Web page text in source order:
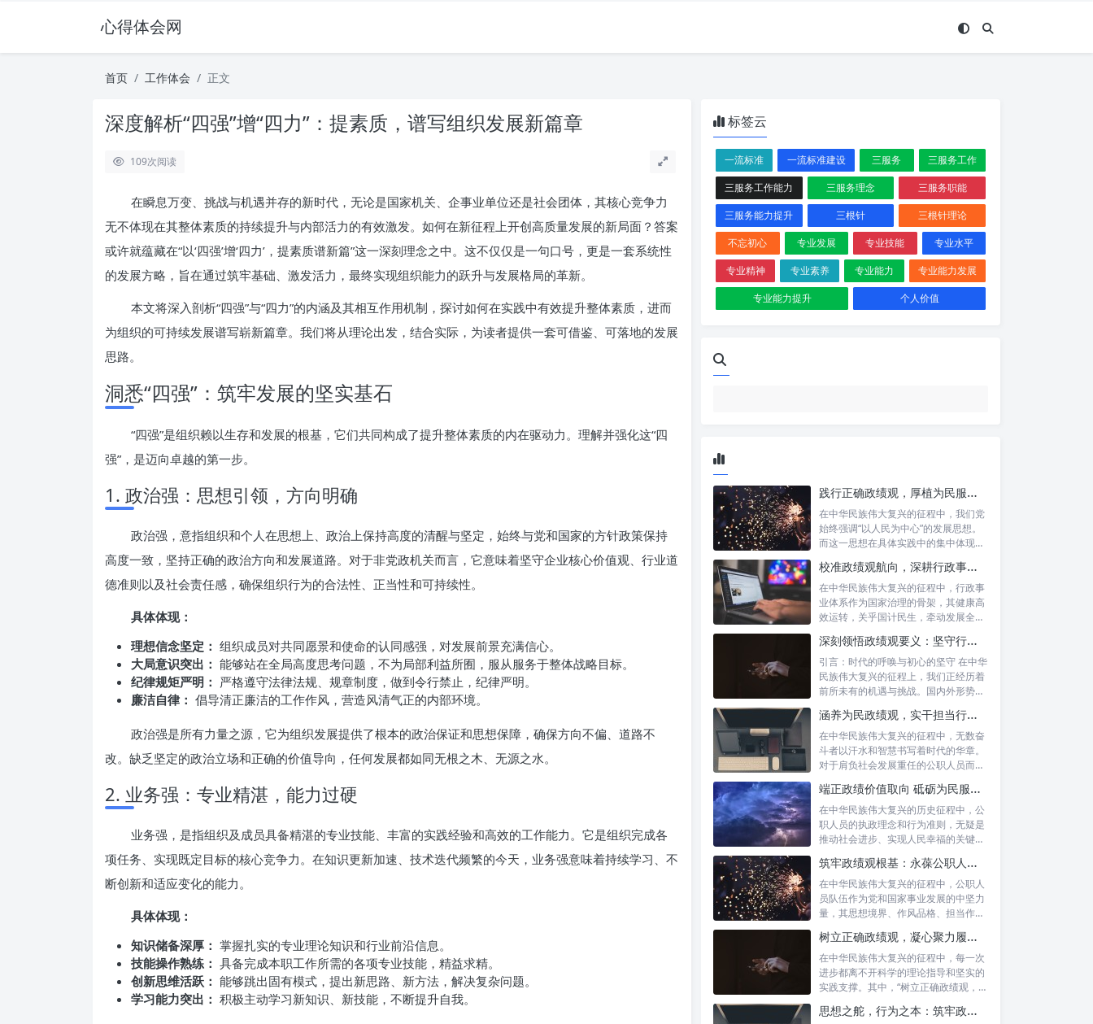
心得体会网
首页 工作体会 正文
深度解析“四强”增“四力”：提素质，谱写组织发展新篇章
109次阅读
在瞬息万变、挑战与机遇并存的新时代，无论是国家机关、企事业单位还是社会团体，其核心竞争力
无不体现在其整体素质的持续提升与内部活力的有效激发。如何在新征程上开创高质量发展的新局面？答案
或许就蕴藏在“以‘四强’增‘四力’，提素质谱新篇”这一深刻理念之中。这不仅仅是一句口号，更是一套系统性
的发展方略，旨在通过筑牢基础、激发活力，最终实现组织能力的跃升与发展格局的革新。
本文将深入剖析“四强”与“四力”的内涵及其相互作用机制，探讨如何在实践中有效提升整体素质，进而
为组织的可持续发展谱写崭新篇章。我们将从理论出发，结合实际，为读者提供一套可借鉴、可落地的发展
思路。
洞悉“四强”：筑牢发展的坚实基石
“四强”是组织赖以生存和发展的根基，它们共同构成了提升整体素质的内在驱动力。理解并强化这“四
强”，是迈向卓越的第一步。
1. 政治强：思想引领，方向明确
政治强，意指组织和个人在思想上、政治上保持高度的清醒与坚定，始终与党和国家的方针政策保持
高度一致，坚持正确的政治方向和发展道路。对于非党政机关而言，它意味着坚守企业核心价值观、行业道
德准则以及社会责任感，确保组织行为的合法性、正当性和可持续性。
具体体现：
理想信念坚定： 组织成员对共同愿景和使命的认同感强，对发展前景充满信心。
大局意识突出： 能够站在全局高度思考问题，不为局部利益所囿，服从服务于整体战略目标。
纪律规矩严明： 严格遵守法律法规、规章制度，做到令行禁止，纪律严明。
廉洁自律： 倡导清正廉洁的工作作风，营造风清气正的内部环境。
政治强是所有力量之源，它为组织发展提供了根本的政治保证和思想保障，确保方向不偏、道路不
改。缺乏坚定的政治立场和正确的价值导向，任何发展都如同无根之木、无源之水。
2. 业务强：专业精湛，能力过硬
业务强，是指组织及成员具备精湛的专业技能、丰富的实践经验和高效的工作能力。它是组织完成各
项任务、实现既定目标的核心竞争力。在知识更新加速、技术迭代频繁的今天，业务强意味着持续学习、不
断创新和适应变化的能力。
具体体现：
知识储备深厚： 掌握扎实的专业理论知识和行业前沿信息。
技能操作熟练： 具备完成本职工作所需的各项专业技能，精益求精。
创新思维活跃： 能够跳出固有模式，提出新思路、新方法，解决复杂问题。
学习能力突出： 积极主动学习新知识、新技能，不断提升自我。
标签云
一流标准 一流标准建设 三服务
三服务工作
三服务工作能力
三服务理念
三服务职能
三服务能力提升
三根针
三根针理论
不忘初心
专业发展 专业技能
专业水平
专业精神
专业素养 专业能力
专业能力发展
专业能力提升
个人价值
践行正确政绩观，厚植为民服务根基：迈向高质量发展的根本遵循
在中华民族伟大复兴的征程中，我们党
始终强调“以人民为中心”的发展思想。
而这一思想在具体实践中的集中体现，
校准政绩观航向，深耕行政事业本职：新时代高质量发展的双重 imperative
在中华民族伟大复兴的征程中，行政事
业体系作为国家治理的骨架，其健康高
效运转，关乎国计民生，牵动发展全
深刻领悟政绩观要义：坚守行政事业初心，绘就为民服务新篇章
引言：时代的呼唤与初心的坚守 在中华
民族伟大复兴的征程上，我们正经历着
前所未有的机遇与挑战。国内外形势复
涵养为民政绩观，实干担当行稳致远：新时代公仆的价值坐标与实践航向
在中华民族伟大复兴的征程中，无数奋
斗者以汗水和智慧书写着时代的华章。
对于肩负社会发展重任的公职人员而
端正政绩价值取向 砥砺为民服务初心：新时代公仆的责任与担当
在中华民族伟大复兴的历史征程中，公
职人员的执政理念和行为准则，无疑是
推动社会进步、实现人民幸福的关键所
筑牢政绩观根基：永葆公职人员本色的时代考量与实践路径
在中华民族伟大复兴的征程中，公职人
员队伍作为党和国家事业发展的中坚力
量，其思想境界、作风品格、担当作为
树立正确政绩观，凝心聚力履职尽责：新时代下的治理智慧与实践路径
在中华民族伟大复兴的征程中，每一次
进步都离不开科学的理论指导和坚实的
实践支撑。其中，“树立正确政绩观，凝
思想之舵，行为之本：筑牢政绩观根基，永葆公职人员本色